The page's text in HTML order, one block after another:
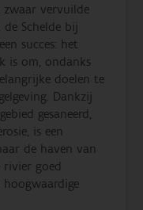
vervuilde
Schelde bij
succes: het
is om, ondanks
doelen te
Dankzij
gesaneerd,
is een
de haven van
goed